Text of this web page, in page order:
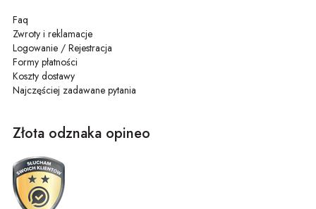
Faq
Zwroty i reklamacje
Logowanie / Rejestracja
Formy płatności
Koszty dostawy
Najczęściej zadawane pytania
Złota odznaka opineo